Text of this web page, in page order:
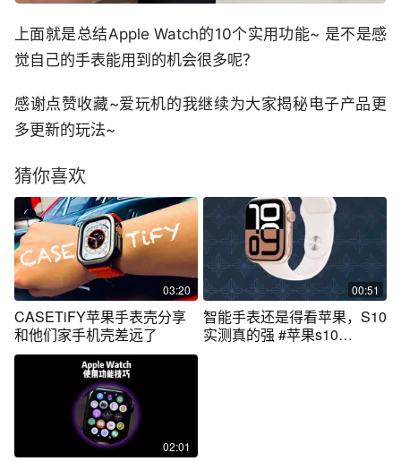
上面就是总结Apple Watch的10个实用功能~ 是不是感
觉自己的手表能用到的机会很多呢？
感谢点赞收藏~爱玩机的我继续为大家揭秘电子产品更
多更新的玩法~
猜你喜欢
03:20
CASETiFY苹果手表壳分享
和他们家手机壳差远了
00:51
智能手表还是得看苹果，S10
实测真的强 #苹果s10
02:01